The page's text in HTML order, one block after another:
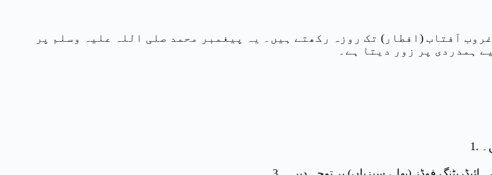
آفتاب (افطار) تک روزہ رکھتے ہیں۔ یہ پیغمبر محمد صلی اللہ علیہ وسلم پر
ہمدردی پر زور دیتا ہے۔
1.